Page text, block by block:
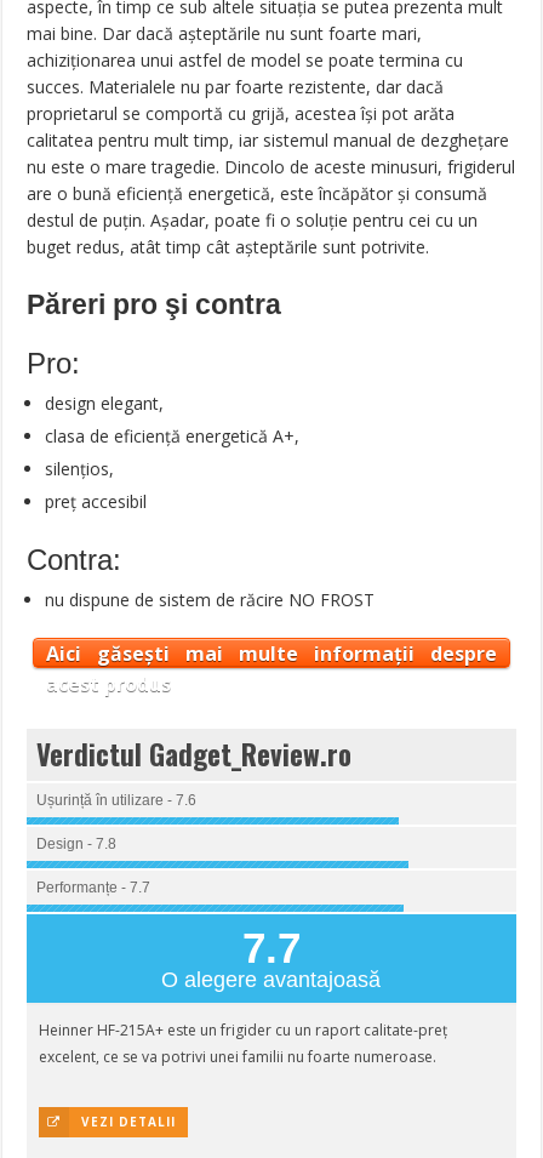
aspecte, în timp ce sub altele situaţia se putea prezenta mult
mai bine. Dar dacă aşteptările nu sunt foarte mari,
achiziţionarea unui astfel de model se poate termina cu
succes. Materialele nu par foarte rezistente, dar dacă
proprietarul se comportă cu grijă, acestea îşi pot arăta
calitatea pentru mult timp, iar sistemul manual de dezgheţare
nu este o mare tragedie. Dincolo de aceste minusuri, frigiderul
are o bună eficienţă energetică, este încăpător şi consumă
destul de puţin. Aşadar, poate fi o soluţie pentru cei cu un
buget redus, atât timp cât aşteptările sunt potrivite.
Păreri pro şi contra
Pro:
design elegant,
clasa de eficiență energetică A+,
silențios,
preț accesibil
Contra:
nu dispune de sistem de răcire NO FROST
Aici găsești mai multe informații despre
acest produs
Verdictul Gadget_Review.ro
Ușurință în utilizare - 7.6
Design - 7.8
Performanțe - 7.7
7.7
O alegere avantajoasă
Heinner HF-215A+ este un frigider cu un raport calitate-preț
excelent, ce se va potrivi unei familii nu foarte numeroase.
VEZI DETALII